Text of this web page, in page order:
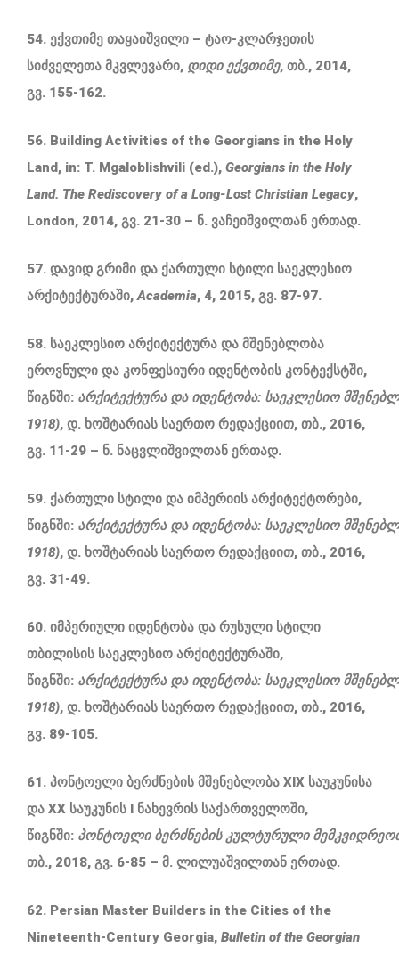
54. ექვთიმე თაყაიშვილი – ტაო-კლარჯეთის
სიძველეთა მკვლევარი, დიდი ექვთიმე, თბ., 2014,
გვ. 155-162.
56. Building Activities of the Georgians in the Holy
Land, in: T. Mgaloblishvili (ed.), Georgians in the Holy
Land. The Rediscovery of a Long-Lost Christian Legacy,
London, 2014, გვ. 21-30 – ნ. ვაჩეიშვილთან ერთად.
57. დავიდ გრიმი და ქართული სტილი საეკლესიო
არქიტექტურაში,Academia, 4, 2015, გვ. 87-97.
58. საეკლესიო არქიტექტურა და მშენებლობა
ეროვნული და კონფესიური იდენტობის კონტექსტში,
წიგნში: არქიტექტურა და იდენტობა: საეკლესიო
1918), დ. ხოშტარიას საერთო რედაქციით, თბ., 2016,
გვ. 11-29 – ნ. ნაცვლიშვილთან ერთად.
59. ქართული სტილი და იმპერიის არქიტექტორები,
წიგნში: არქიტექტურა და იდენტობა: საეკლესიო
1918), დ. ხოშტარიას საერთო რედაქციით, თბ., 2016,
გვ. 31-49.
60. იმპერიული იდენტობა და რუსული სტილი
თბილისის საეკლესიო არქიტექტურაში,
წიგნში: არქიტექტურა და იდენტობა: საეკლესიო
1918), დ. ხოშტარიას საერთო რედაქციით, თბ., 2016,
გვ. 89-105.
61. პონტოელი ბერძნების მშენებლობა XIX საუკუნისა
და XX საუკუნის I ნახევრის საქართველოში,
წიგნში: პონტოელი ბერძნების კულტურული
თბ., 2018, გვ. 6-85 – მ. ლილუაშვილთან ერთად.
62. Persian Master Builders in the Cities of the
Nineteenth-Century Georgia, Bulletin of the Georgian